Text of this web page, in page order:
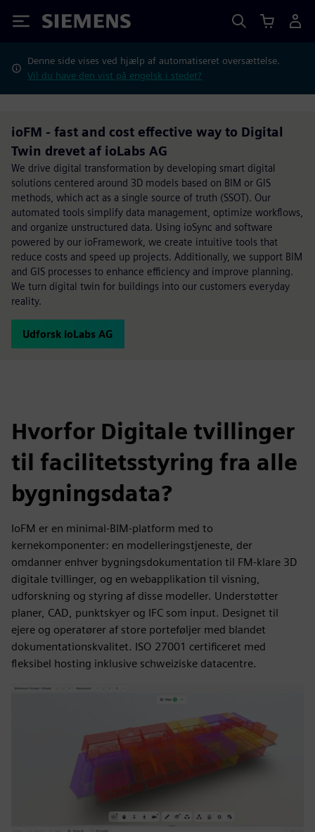
Siemens
Denne side vises ved hjælp af automatiseret oversættelse.
Vil du have den vist på engelsk i stedet?
ioFM - fast and cost effective way to Digital
Twin drevet af ioLabs AG
We drive digital transformation by developing smart digital
solutions centered around 3D models based on BIM or GIS
methods, which act as a single source of truth (SSOT). Our
automated tools simplify data management, optimize workflows,
and organize unstructured data. Using ioSync and software
powered by our ioFramework, we create intuitive tools that
reduce costs and speed up projects. Additionally, we support BIM
and GIS processes to enhance efficiency and improve planning.
We turn digital twin for buildings into our customers everyday
reality.
Udforsk ioLabs AG
Hvorfor Digitale tvillinger
til facilitetsstyring fra alle
bygningsdata?
IoFM er en minimal-BIM-platform med to
kernekomponenter: en modelleringstjeneste, der
omdanner enhver bygningsdokumentation til FM-klare 3D
digitale tvillinger, og en webapplikation til visning,
udforskning og styring af disse modeller. Understøtter
planer, CAD, punktskyer og IFC som input. Designet til
ejere og operatører af store porteføljer med blandet
dokumentationskvalitet. ISO 27001 certificeret med
fleksibel hosting inklusive schweiziske datacentre.